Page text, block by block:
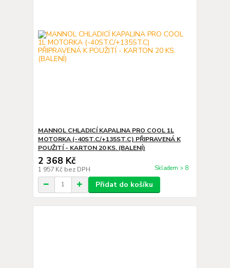
MANNOL CHLADICÍ KAPALINA PRO COOL 1L
MOTORKA (-40ST.C/+135ST.C) PŘIPRAVENÁ K
POUŽITÍ - KARTON 20 KS. (BALENÍ)
2 368 Kč
1 957 Kč bez DPH Skladem > 8
Přidat do košíku